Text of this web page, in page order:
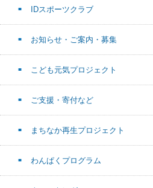
IDスポーツクラブ
お知らせ・ご案内・募集
こども元気プロジェクト
ご支援・寄付など
まちなか再生プロジェクト
わんぱくプログラム